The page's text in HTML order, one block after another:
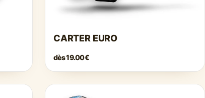
CARTER EURO
dès19.00€